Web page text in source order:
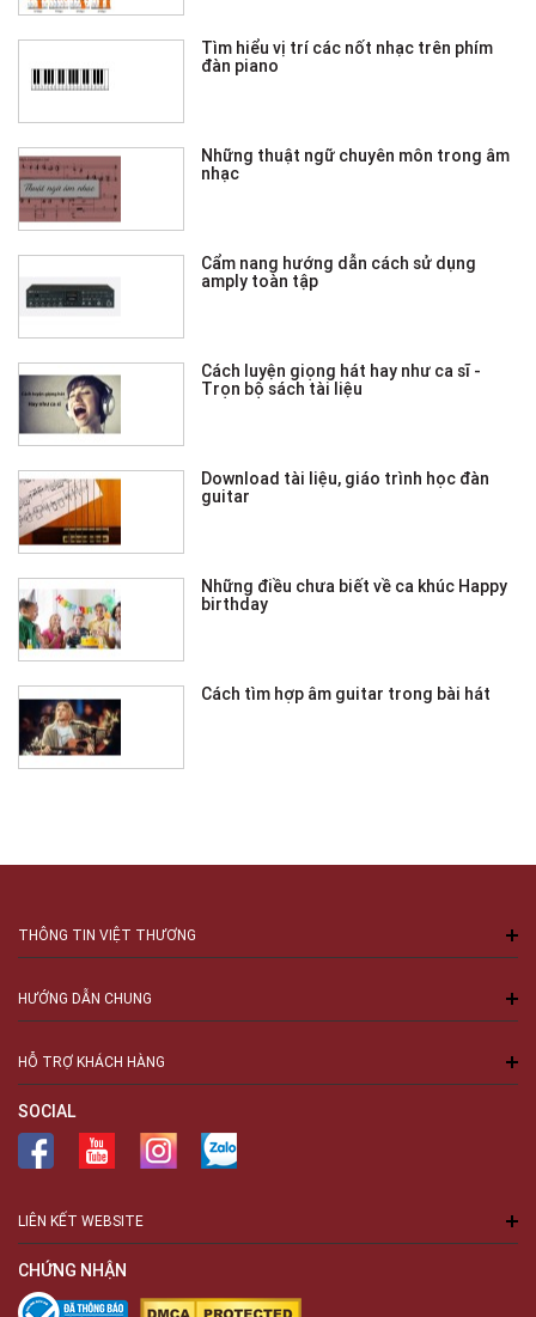
Tìm hiểu vị trí các nốt nhạc trên phím
đàn piano
Những thuật ngữ chuyên môn trong âm
nhạc
Cẩm nang hướng dẫn cách sử dụng
amply toàn tập
Cách luyện giọng hát hay như ca sĩ -
Trọn bộ sách tài liệu
Download tài liệu, giáo trình học đàn
guitar
Những điều chưa biết về ca khúc Happy
birthday
Cách tìm hợp âm guitar trong bài hát
THÔNG TIN VIỆT THƯƠNG
HƯỚNG DẪN CHUNG
HỖ TRỢ KHÁCH HÀNG
SOCIAL
LIÊN KẾT WEBSITE
CHỨNG NHẬN